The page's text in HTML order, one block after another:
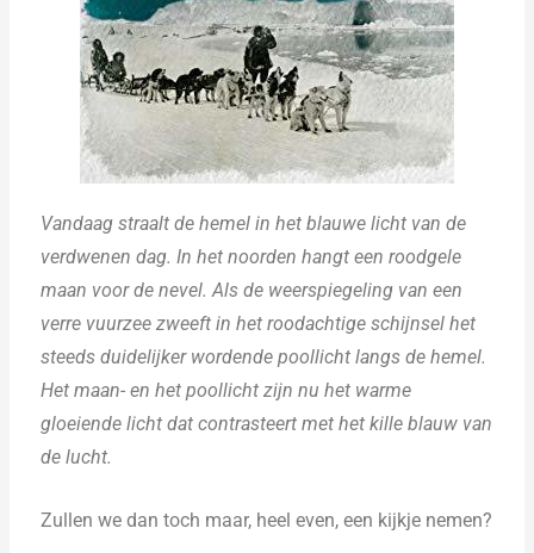
Vandaag straalt de hemel in het blauwe licht van de
verdwenen dag. In het noorden hangt een roodgele
maan voor de nevel. Als de weerspiegeling van een
verre vuurzee zweeft in het roodachtige schijnsel het
steeds duidelijker wordende poollicht langs de hemel.
Het maan- en het poollicht zijn nu het warme
gloeiende licht dat contrasteert met het kille blauw van
de lucht.
Zullen we dan toch maar, heel even, een kijkje nemen?